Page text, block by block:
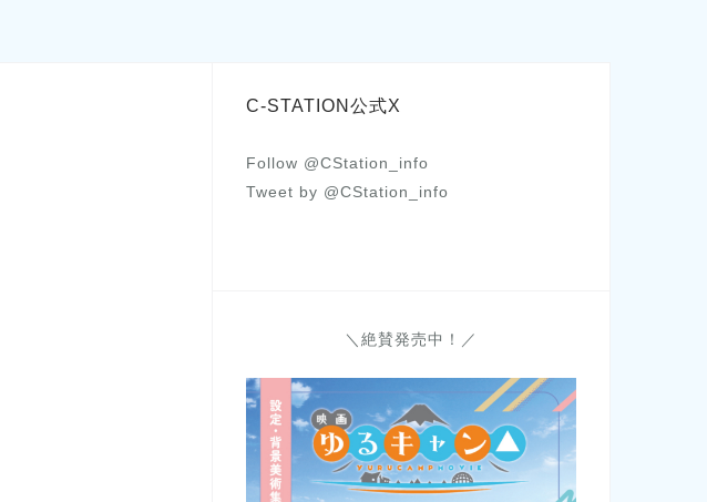
C-STATION公式X
Follow @CStation_info
Tweet by @CStation_info
＼絶賛発売中！／